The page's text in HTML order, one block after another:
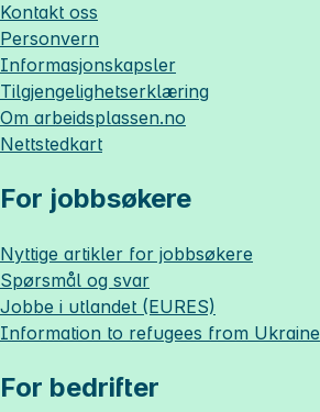
Kontakt oss
Personvern
Informasjonskapsler
Tilgjengelighetserklæring
Om arbeidsplassen.no
Nettstedkart
For jobbsøkere
Nyttige artikler for jobbsøkere
Spørsmål og svar
Jobbe i utlandet (EURES)
Information to refugees from Ukraine
For bedrifter